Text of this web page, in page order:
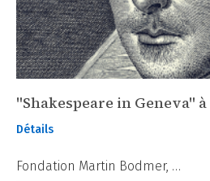
"Shakespeare in Geneva"
Détails
Fondation Martin Bodmer, …